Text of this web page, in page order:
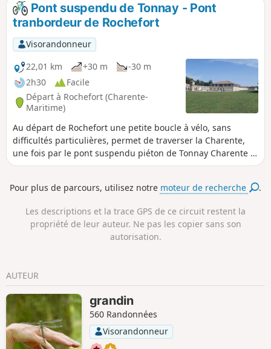
Pont suspendu de Tonnay - Pont
tranbordeur de Rochefort
Visorandonneur
22,01 km
+30 m
-30 m
2h30
Facile
Départ à Rochefort (Charente-
Maritime)
Au départ de Rochefort une petite boucle à vélo, sans
difficultés particulières, permet de traverser la Charente,
une fois par le pont suspendu piéton de Tonnay Charente et
une autre fois par le pont transbordeur de Rochefort Vous
Louis XIV et longerez la Corderie Royale. Attention à la
novembre à mars.
Pour plus de parcours, utilisez notre moteur de recherche .
Les descriptions et la trace GPS de ce circuit restent la
propriété de leur auteur. Ne pas les copier sans son
autorisation.
AUTEUR
grandin
560 Randonnées
Visorandonneur